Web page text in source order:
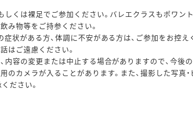
しくは裸足でご参加ください。バレエクラスもポワン
み物等をご持参ください。
症状がある方、体調に不安がある方は、ご参加をお控え
はご遠慮ください。
内容の変更または中止する場合がありますので、今後
のカメラが入ることがあります。また、撮影した写真
ださい。